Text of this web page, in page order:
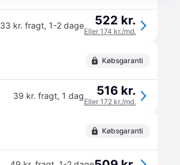
33 kr. fragt, 1-2 dage 522 kr.
Eller 174 kr./md.
Købsgaranti
39 kr. fragt, 1 dag 516 kr.
Eller 172 kr./md.
Købsgaranti